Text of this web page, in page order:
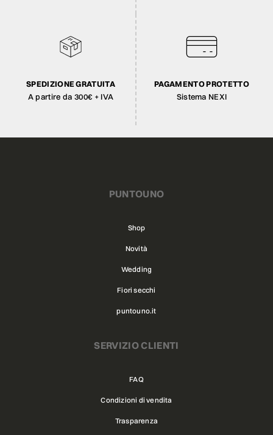
SPEDIZIONE GRATUITA
A partire da 300€ + IVA
PAGAMENTO PROTETTO
Sistema NEXI
PUNTOUNO
Shop
Novità
Wedding
Fiori secchi
puntouno.it
SERVIZIO CLIENTI
FAQ
Condizioni di vendita
Trasparenza